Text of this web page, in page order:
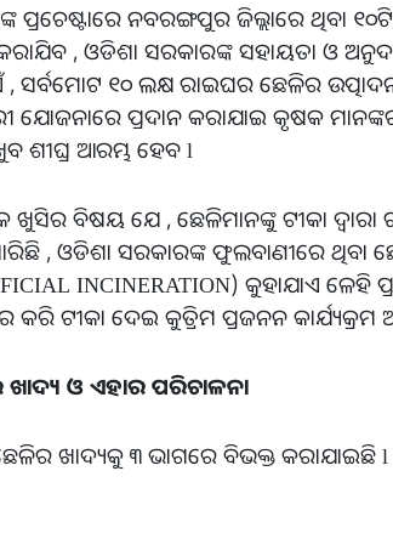
ପ୍ରଚେଷ୍ଟାରେ ନବରଙ୍ଗପୁର ଜିଲ୍ଲାରେ ଥିବା
, ଓଡିଶା ସରକାରଙ୍କ ସହାୟତା ଓ
, ସର୍ବମୋଟ ୧୦ ଲକ୍ଷ ରାଇଘର ଛେଳିର
ଯୋଜନାରେ ପ୍ରଦାନ କରାଯାଇ କୃଷକ
ଶୀଘ୍ର ଆରମ୍ଭ ହେବ l
ବିଷୟ ଯେ , ଛେଳିମାନଙ୍କୁ ଟୀକା
, ଓଡିଶା ସରକାରଙ୍କ ଫୁଲବାଣୀରେ ଥିବା
INCINERATION) କୁହାଯାଏ ଳେହି
କରି ଟୀକା ଦେଇ କୁତ୍ରିମ ପ୍ରଜନନ
ଖାଦ୍ୟ ଓ ଏହାର ପରିଚାଳନା
ଖାଦ୍ୟକୁ ୩ ଭାଗରେ ବିଭକ୍ତ କରାଯାଇଛି